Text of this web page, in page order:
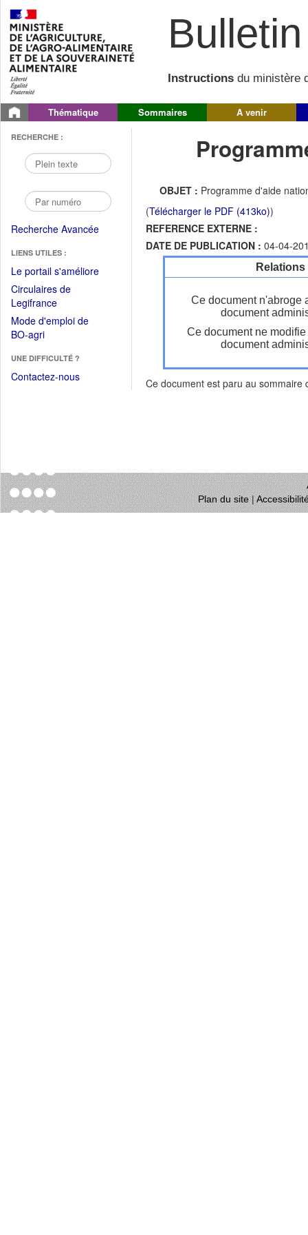
Instructions du ministère
Thématique Sommaires A venir
RECHERCHE :
Recherche Avancée
LIENS UTILES :
Le portail s'améliore(Fichier
Circulaires de
Legifrance(Ouvrir
dans
une
fenêtre)
Mode d'emploi de
BO-agri(Ouvrir
une
nouvelle
UNE DIFFICULTÉ ?
Contactez-nous
OBJET : Programme d'aide
(Télécharger le PDF (413ko))
REFERENCE EXTERNE :
DATE DE PUBLICATION : 04-04-
Ce document n'abroge
document
Ce document ne
document
Ce document est paru au sommaire
Plan du site|